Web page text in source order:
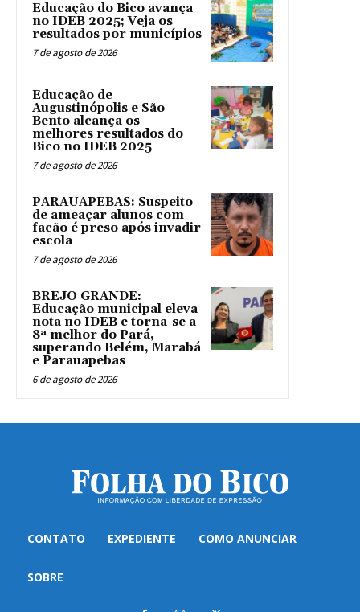
Educação do Bico avança
no IDEB 2025; Veja os
resultados por municípios
7 de agosto de 2026
Educação de
Augustinópolis e São
Bento alcança os
melhores resultados do
Bico no IDEB 2025
7 de agosto de 2026
PARAUAPEBAS: Suspeito
de ameaçar alunos com
facão é preso após invadir
escola
7 de agosto de 2026
BREJO GRANDE:
Educação municipal eleva
nota no IDEB e torna-se a
8ª melhor do Pará,
superando Belém, Marabá
e Parauapebas
6 de agosto de 2026
CONTATO EXPEDIENTE COMO ANUNCIAR
SOBRE